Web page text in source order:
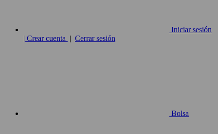
Iniciar sesión
| Crear cuenta | Cerrar sesión
Bolsa